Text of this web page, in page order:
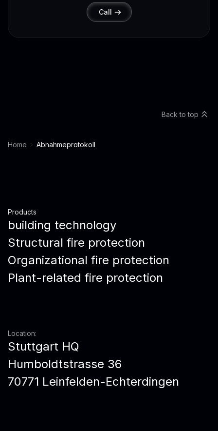
Call
Home Abnahmeprotokoll
Back to top
Products
building technology
Structural fire protection
Organizational fire protection
Plant-related fire protection
Location:
Stuttgart HQ
Humboldtstrasse 36
70771 Leinfelden-Echterdingen